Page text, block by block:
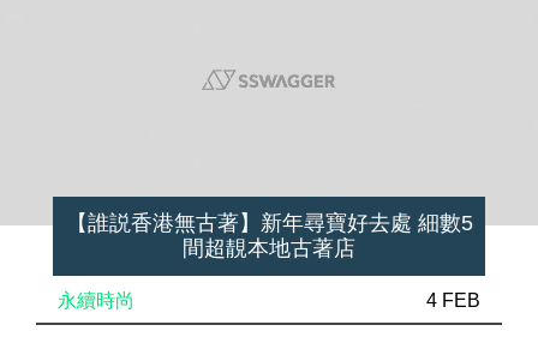
【誰説香港無古著】新年尋寶好去處 細數5
間超靚本地古著店
永續時尚 4 FEB